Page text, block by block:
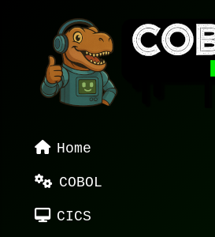
Home
COBOL
CICS